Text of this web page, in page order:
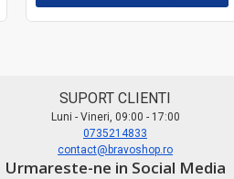
SUPORT CLIENTI
Luni - Vineri, 09:00 - 17:00
0735214833
contact@bravoshop.ro
Urmareste-ne in Social Media